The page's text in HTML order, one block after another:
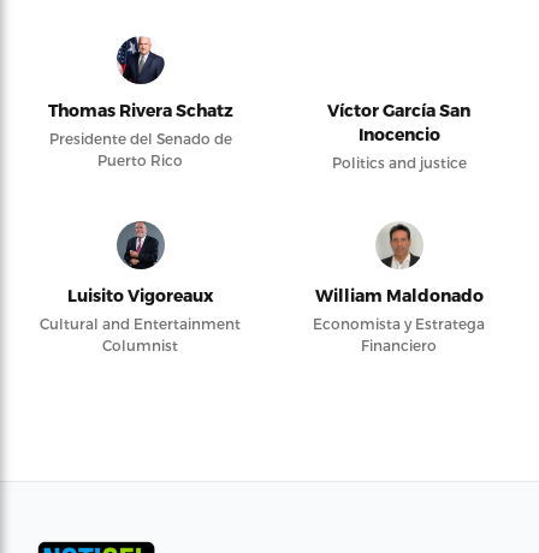
Thomas Rivera Schatz
Presidente del Senado de
Puerto Rico
Víctor García San
Inocencio
Politics and justice
Luisito Vigoreaux
Cultural and Entertainment
Columnist
William Maldonado
Economista y Estratega
Financiero